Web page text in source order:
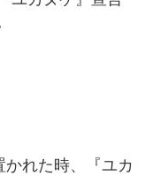
かれた時、『ユカ